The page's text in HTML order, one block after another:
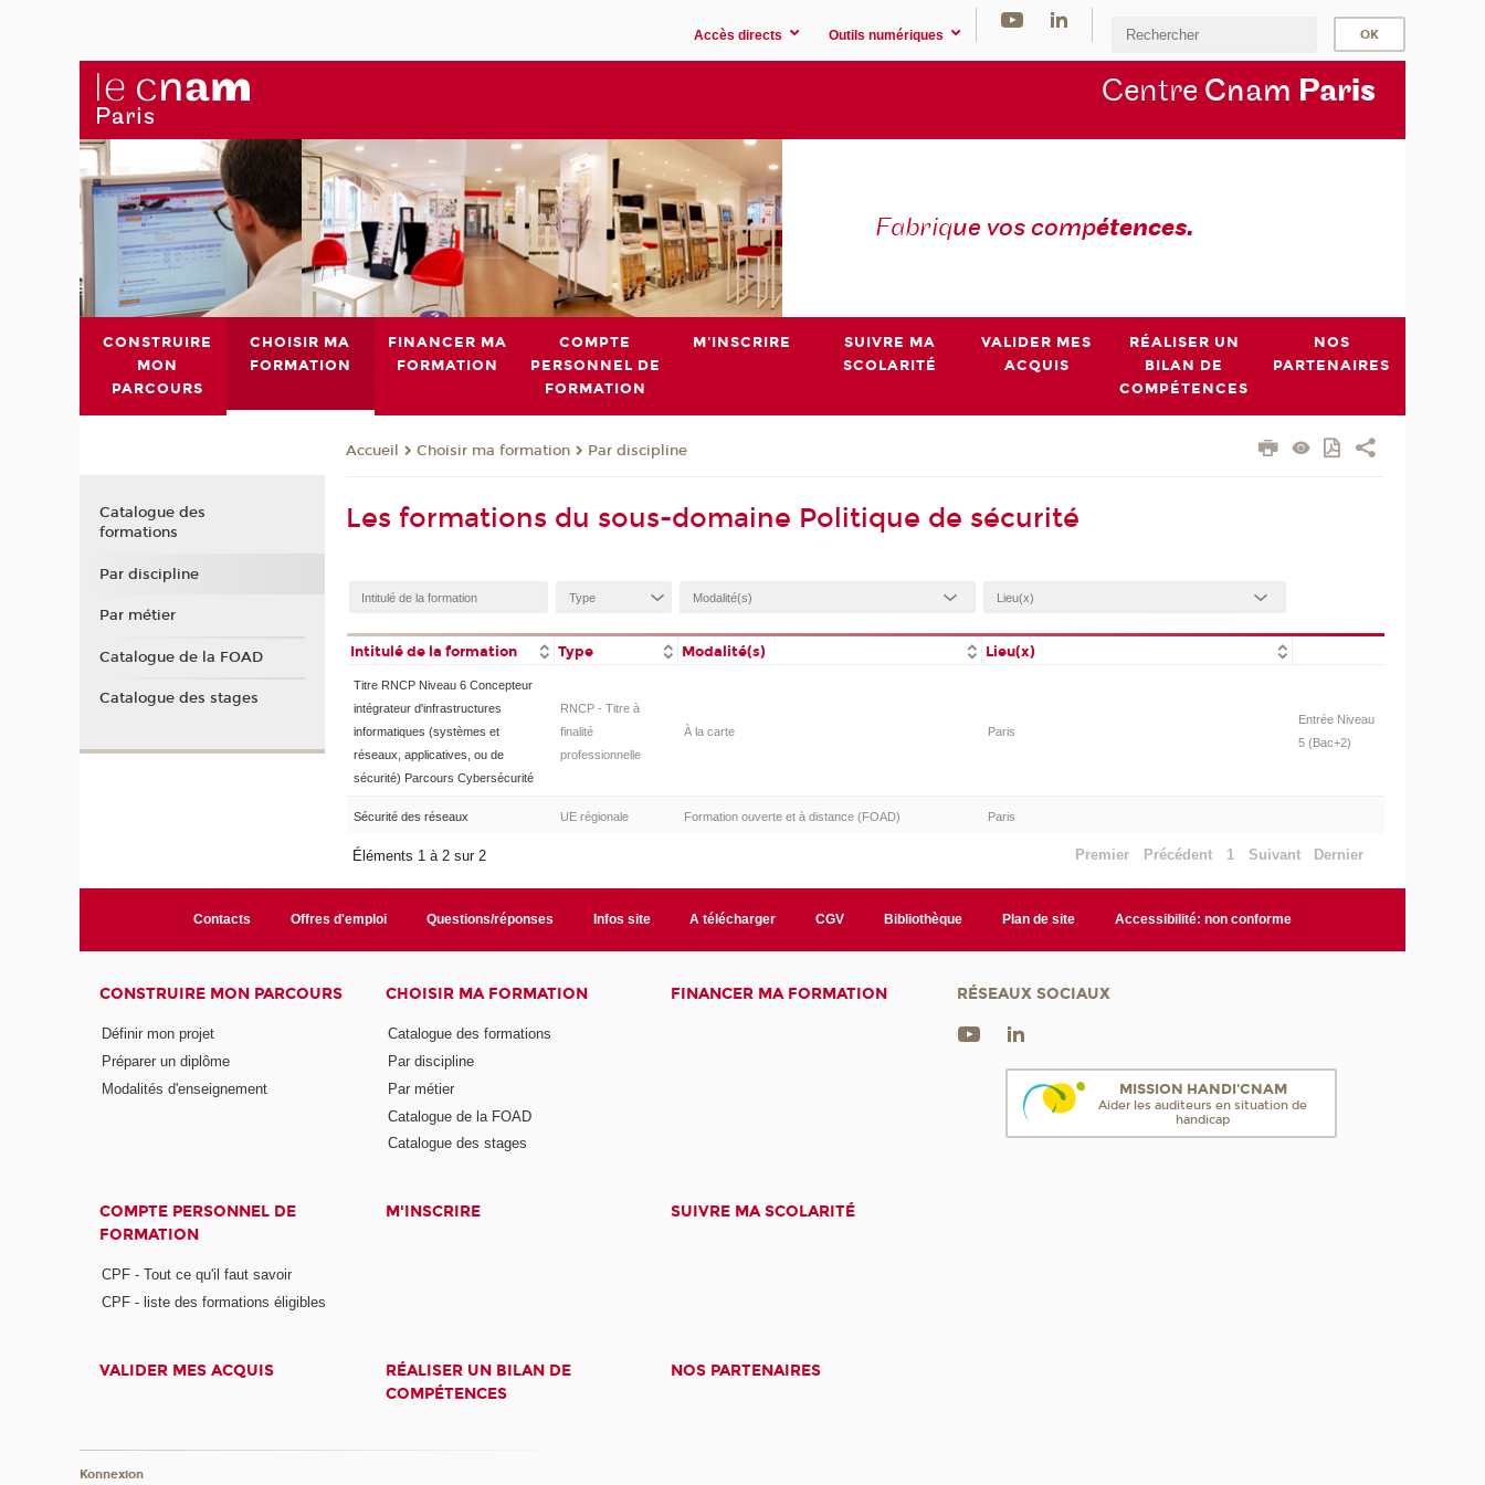
Accès directs Outils numériques
Centre Cnam Paris
Fabrique vos compétences.
CONSTRUIRE
MON
PARCOURS
CHOISIR MA
FORMATION
FINANCER MA
FORMATION
COMPTE
PERSONNEL DE
FORMATION
M'INSCRIRE
SUIVRE MA
SCOLARITÉ
VALIDER MES
ACQUIS
RÉALISER UN
BILAN DE
COMPÉTENCES
NOS
PARTENAIRES
Accueil Choisir ma formation Par discipline
Les formations du sous-domaine Politique de sécurité
Intitulé de la formation Type Modalité(s) Lieu(x)
Titre RNCP Niveau 6 Concepteur
intégrateur d'infrastructures
informatiques (systèmes et
réseaux, applicatives, ou de
sécurité) Parcours Cybersécurité
RNCP - Titre à
finalité
professionnelle
À la carte Paris
Entrée Niveau
5 (Bac+2)
Sécurité des réseaux UE régionale Formation ouverte et à distance (FOAD) Paris
Éléments 1 à 2 sur 2 Premier Précédent 1 Suivant Dernier
Catalogue des
formations
Par discipline
Par métier
Catalogue de la FOAD
Catalogue des stages
Contacts Offres d'emploi Questions/réponses Infos site A télécharger CGV Bibliothèque Plan de site Accessibilité: non conforme
CONSTRUIRE MON PARCOURS
Définir mon projet
Préparer un diplôme
Modalités d'enseignement
CHOISIR MA FORMATION
Catalogue des formations
Par discipline
Par métier
Catalogue de la FOAD
Catalogue des stages
FINANCER MA FORMATION
COMPTE PERSONNEL DE
FORMATION
CPF - Tout ce qu'il faut savoir
CPF - liste des formations éligibles
M'INSCRIRE SUIVRE MA SCOLARITÉ
VALIDER MES ACQUIS
RÉALISER UN BILAN DE
COMPÉTENCES
NOS PARTENAIRES
RÉSEAUX SOCIAUX
MISSION HANDI'CNAM
Aider les auditeurs en situation de
handicap
Konnexion